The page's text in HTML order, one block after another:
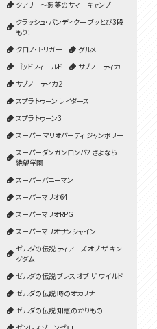
クアリー～悪夢のサマーキャンプ
クラッシュ・バンディクー ブッとび3段
もり！
クロノ・トリガー
グルメ
ゴッドフィールド
サブノーティカ
サブノーティカ２
スプラトゥーン レイダース
スプラトゥーン3
スーパー マリオパーティ ジャンボリー
スーパーダンガンロンパ2 さよなら
絶望学園
スーパーバニーマン
スーパーマリオ64
スーパーマリオRPG
スーパーマリオサンシャイン
ゼルダの伝説 ティアーズ オブ ザ キン
グダム
ゼルダの伝説 ブレス オブ ザ ワイルド
ゼルダの伝説 時のオカリナ
ゼルダの伝説 知恵のかりもの